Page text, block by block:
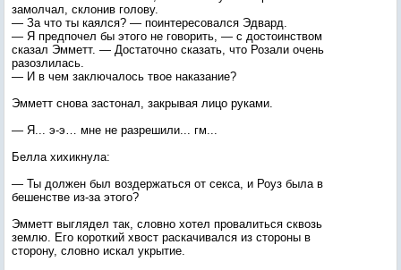
замолчал, склонив голову.
— За что ты каялся? — поинтересовался Эдвард.
— Я предпочел бы этого не говорить, — с достоинством
сказал Эмметт. — Достаточно сказать, что Розали очень
разозлилась.
— И в чем заключалось твое наказание?
Эмметт снова застонал, закрывая лицо руками.
— Я... э-э… мне не разрешили... гм...
Белла хихикнула:
— Ты должен был воздержаться от секса, и Роуз была в
бешенстве из-за этого?
Эмметт выглядел так, словно хотел провалиться сквозь
землю. Его короткий хвост раскачивался из стороны в
сторону, словно искал укрытие.